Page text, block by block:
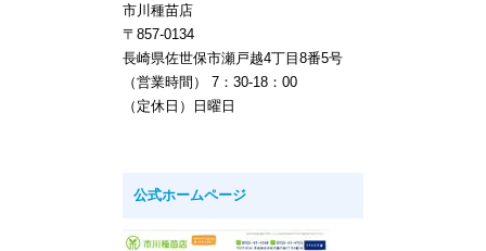
市川種苗店
〒857-0134
長崎県佐世保市瀬戸越4丁目8番5号
（営業時間） 7：30-18：00
（定休日）日曜日
公式ホームページ